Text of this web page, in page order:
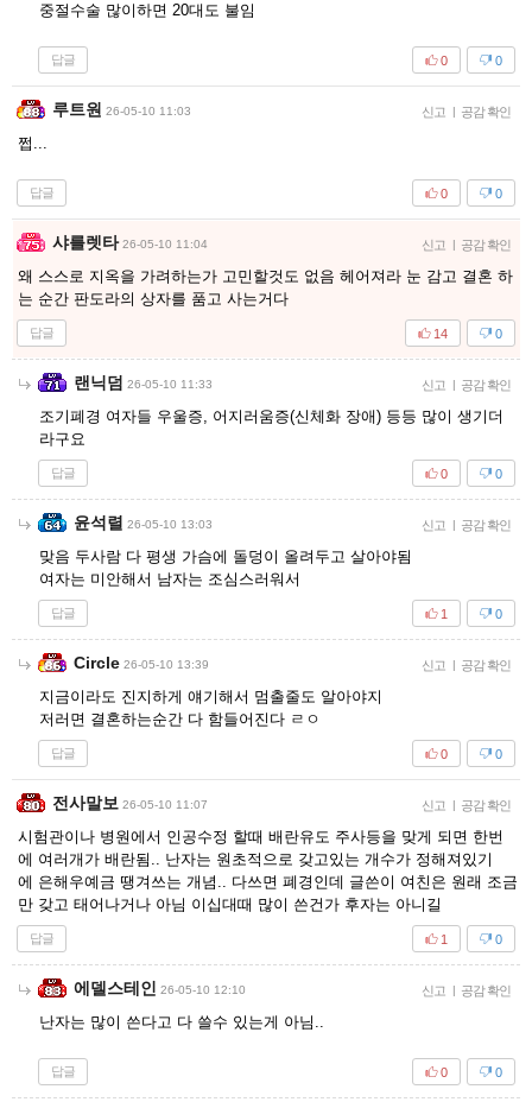
중절수술 많이하면 20대도 불임
답글 0
0
루트원 26-05-10 11:03 신고 | 공감 확인
쩝...
답글 0
0
샤를렛타 26-05-10 11:04 신고 | 공감 확인
왜 스스로 지옥을 가려하는가 고민할것도 없음 헤어져라 눈 감고 결혼 하
는 순간 판도라의 상자를 품고 사는거다
답글 0
14
랜닉덤 26-05-10 11:33 신고 | 공감 확인
조기폐경 여자들 우울증, 어지러움증(신체화 장애) 등등 많이 생기더
라구요
답글 0
0
윤석렬 26-05-10 13:03 신고 | 공감 확인
맞음 두사람 다 평생 가슴에 돌덩이 올려두고 살아야됨
여자는 미안해서 남자는 조심스러워서
답글 0
1
Circle 26-05-10 13:39 신고 | 공감 확인
지금이라도 진지하게 얘기해서 멈출줄도 알아야지
저러면 결혼하는순간 다 함들어진다 ㄹㅇ
답글 0
0
전사말보 26-05-10 11:07 신고 | 공감 확인
시험관이나 병원에서 인공수정 할때 배란유도 주사등을 맞게 되면 한번
에 여러개가 배란됨.. 난자는 원초적으로 갖고있는 개수가 정해져있기
에 은해우예금 땡겨쓰는 개념.. 다쓰면 폐경인데 글쓴이 여친은 원래 조금
만 갖고 태어나거나 아님 이십대때 많이 쓴건가 후자는 아니길
답글 0
1
에델스테인 26-05-10 12:10 신고 | 공감 확인
난자는 많이 쓴다고 다 쓸수 있는게 아님..
답글 0
0